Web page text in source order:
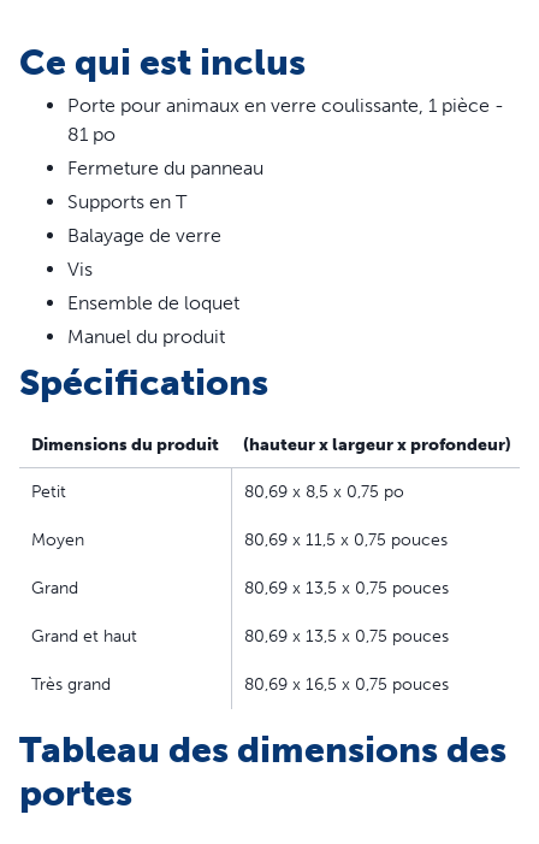
en verre trempé incassable, elle a une fermeture
magnétique qui isole de la chaleur et du froid extérieurs.
Lorsqu'il est temps pour vos animaux de vous rejoindre à
l'intérieur, le panneau de fermeture coulissant aide à les
maintenir à l'intérieur avec leurs humains. La porte à
panneau de cour est disponible en plusieurs tailles et
coloris, pour vous permettre de choisir celle qui convient
le mieux à votre animal et à votre maison. PetSafe® vous
aide à veiller sur la santé, la sécurité et le bonheur de vos
animaux de compagnie.
Caractéristiques
Installation rapide : Projet simple à monter soi-même
sans percement de murs ou de portes. Le panneau de
cour est ajustable de 1,92 m à 2,05 m pour d'adapter au
cadre de votre porte
tailles pour trouver la taille de porte idéale pour votre
meilleur ami. Les portes sont disponibles en 3 coloris
coulissante est idéal pour les appartements parce que
votre déménagement
d'une fermeture magnétique qui isole votre intérieur de
la chaleur ou du froid de l'extérieur
Solide et durable : Conçue pour résister à un usage
Ce qui est inclus
Porte pour animaux en verre coulissante, 1 pièce -
81 po
Fermeture du panneau
Supports en T
Balayage de verre
Vis
Ensemble de loquet
Manuel du produit
Spécifications
Dimensions du produit (hauteur x largeur x profondeur)
Petit 80,69 x 8,5 x 0,75 po
Moyen 80,69 x 11,5 x 0,75 pouces
Grand 80,69 x 13,5 x 0,75 pouces
Grand et haut 80,69 x 13,5 x 0,75 pouces
Très grand 80,69 x 16,5 x 0,75 pouces
Tableau des dimensions des
portes